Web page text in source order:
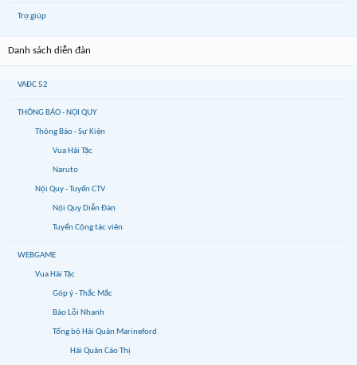
Trợ giúp
Danh sách diễn đàn
VAĐC 52
THÔNG BÁO - NỘI QUY
Thông Báo - Sự Kiện
Vua Hải Tặc
Naruto
Nội Quy - Tuyển CTV
Nội Quy Diễn Đàn
Tuyển Cộng tác viên
WEBGAME
Vua Hải Tặc
Góp ý - Thắc Mắc
Báo Lỗi Nhanh
Tổng bộ Hải Quân Marineford
Hải Quân Cáo Thị